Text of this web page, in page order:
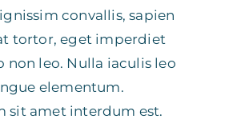
convallis, sapien
tortor, eget imperdiet
non leo. Nulla iaculis leo
elementum.
sit amet interdum est.